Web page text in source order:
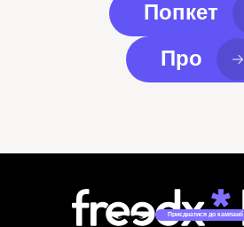
Попкет
Про
Приєднатися до кампанії